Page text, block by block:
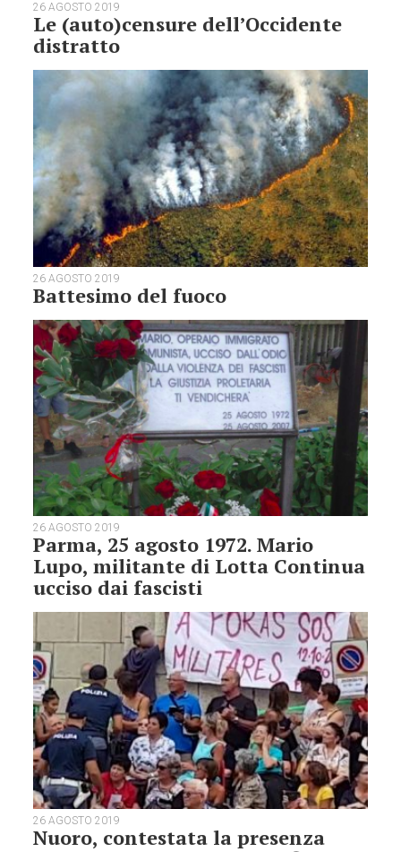
26 AGOSTO 2019
Le (auto)censure dell’Occidente
distratto
26 AGOSTO 2019
Battesimo del fuoco
26 AGOSTO 2019
Parma, 25 agosto 1972. Mario
Lupo, militante di Lotta Continua
ucciso dai fascisti
26 AGOSTO 2019
Nuoro, contestata la presenza